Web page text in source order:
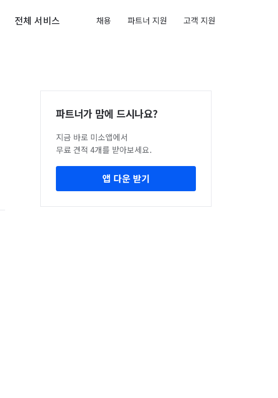
전체 서비스 채용 파트너 지원 고객 지원
파트너가 맘에 드시나요?
지금 바로 미소앱에서
무료 견적 4개를 받아보세요.
앱 다운 받기